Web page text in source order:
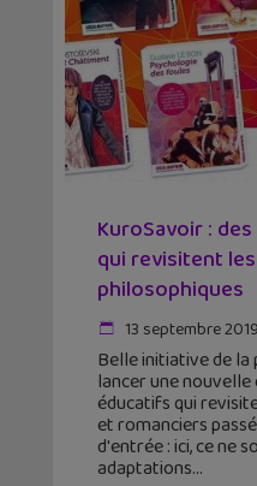
KuroSavoir :
qui revisitent
philosophiques
13 septembre 2019
Belle initiative de
lancer une
éducatifs qui
et romanciers
d'entrée : ici, ce ne
adaptations